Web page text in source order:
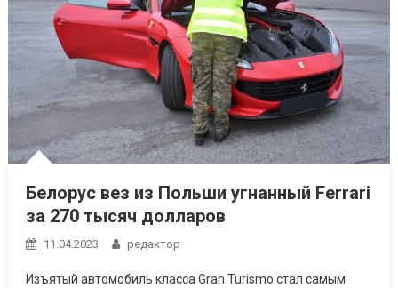
Белорус вез из Польши угнанный Ferrari
за 270 тысяч долларов
11.04.2023 редактор
Изъятый автомобиль класса Gran Turismo стал самым